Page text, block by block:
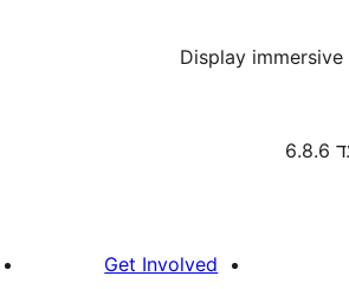
Display
Get Involved